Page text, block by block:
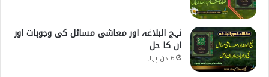
نہج البلاغہ اور معاشی مسائل کی وجوہات اور
ان کا حل
6 دن پہلے